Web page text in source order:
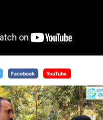
Facebook YouTube